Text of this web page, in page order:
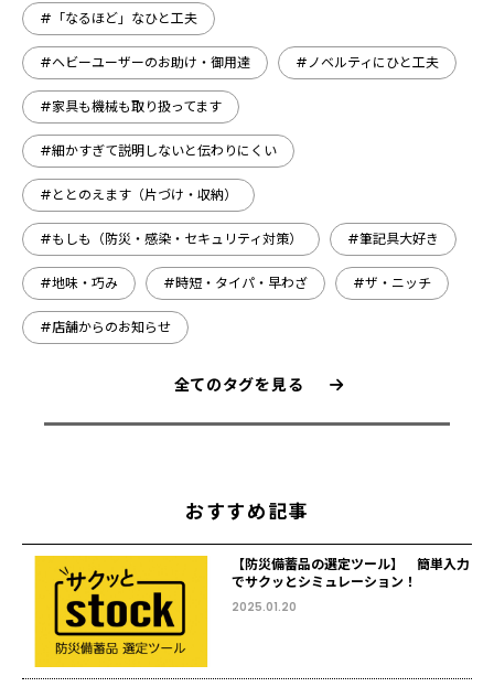
#「なるほど」なひと工夫
#ヘビーユーザーのお助け・御用達 #ノベルティにひと工夫
#家具も機械も取り扱ってます
#細かすぎて説明しないと伝わりにくい
#ととのえます（片づけ・収納）
#もしも（防災・感染・セキュリティ対策） #筆記具大好き
#地味・巧み #時短・タイパ・早わざ #ザ・ニッチ
#店舗からのお知らせ
全てのタグを見る
おすすめ記事
【防災備蓄品の選定ツール】 簡単入力
でサクッとシミュレーション！
2025.01.20